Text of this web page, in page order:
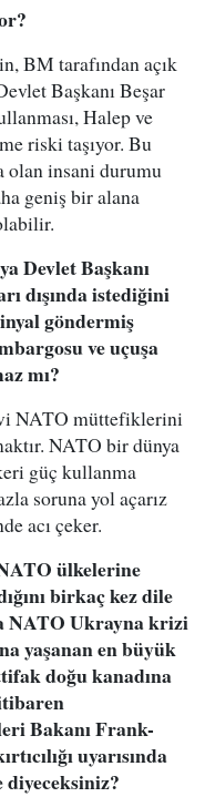
BM tarafından açık
Başkanı Beşar
Halep ve
riski taşıyor. Bu
olan insani durumu
geniş bir alana
Devlet Başkanı
dışında istediğini
göndermiş
ve uçuşa
mı?
NATO müttefiklerini
NATO bir dünya
güç kullanma
soruna yol açarız
acı çeker.
ülkelerine
birkaç kez dile
NATO Ukrayna krizi
yaşanan en büyük
doğu kanadına
Bakanı Frank-
uyarısında